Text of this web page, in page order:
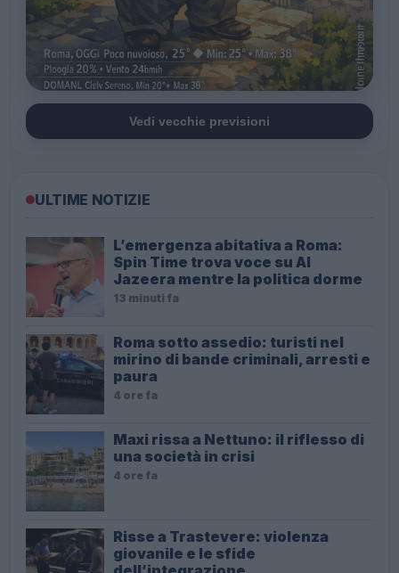
Vedi vecchie previsioni
ULTIME NOTIZIE
L’emergenza abitativa a Roma:
Spin Time trova voce su Al
Jazeera mentre la politica dorme
13 minuti fa
Roma sotto assedio: turisti nel
mirino di bande criminali, arresti e
paura
4 ore fa
Maxi rissa a Nettuno: il riflesso di
una società in crisi
4 ore fa
Risse a Trastevere: violenza
giovanile e le sfide